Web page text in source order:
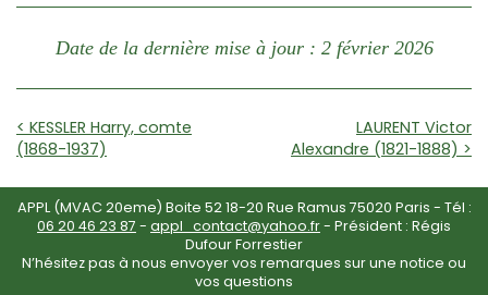
Date de la dernière mise à jour : 2 février 2026
< KESSLER Harry, comte
(1868-1937)
LAURENT Victor
Alexandre (1821-1888) >
APPL (MVAC 20eme) Boite 52 18-20 Rue Ramus 75020 Paris - Tél :
06 20 46 23 87 - appl_contact@yahoo.fr- Président : Régis
Dufour Forrestier
N’hésitez pas à nous envoyer vos remarques sur une notice ou
vos questions